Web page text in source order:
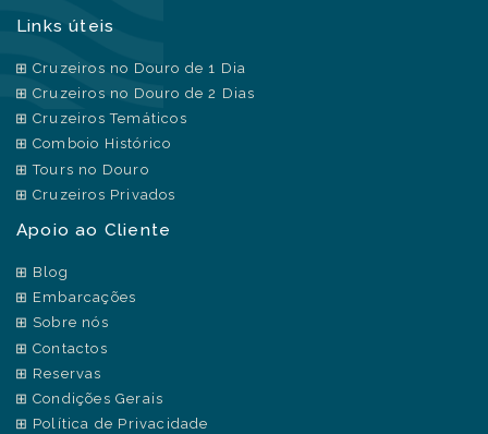
Links úteis
Cruzeiros no Douro de 1 Dia
Cruzeiros no Douro de 2 Dias
Cruzeiros Temáticos
Comboio Histórico
Tours no Douro
Cruzeiros Privados
Apoio ao Cliente
Blog
Embarcações
Sobre nós
Contactos
Reservas
Condições Gerais
Política de Privacidade